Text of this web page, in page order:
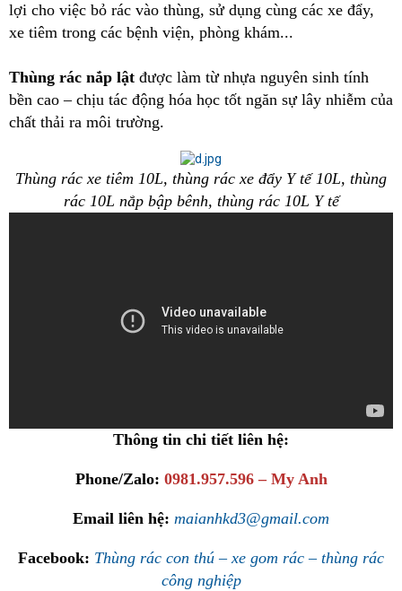
lợi cho việc bỏ rác vào thùng, sử dụng cùng các xe đẩy,
xe tiêm trong các bệnh viện, phòng khám...
Thùng rác nắp lật được làm từ nhựa nguyên sinh tính
bền cao – chịu tác động hóa học tốt ngăn sự lây nhiễm của
chất thải ra môi trường.
Thùng rác xe tiêm 10L, thùng rác xe đẩy Y tế 10L, thùng
rác 10L nắp bập bênh, thùng rác 10L Y tế
Thông tin chi tiết liên hệ:
Phone/Zalo: 0981.957.596 – My Anh
Email liên hệ: maianhkd3@gmail.com
Facebook: Thùng rác con thú – xe gom rác – thùng rác
công nghiệp